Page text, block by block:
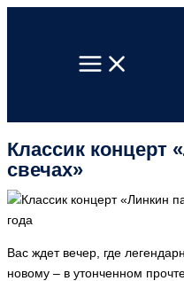
содержимому
Классик концерт
свечах»
Вас ждет вечер, где
новому – в утонченном